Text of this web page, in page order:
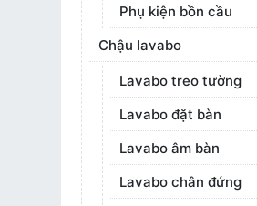
Phụ kiện bồn cầu
Chậu lavabo
Lavabo treo tường
Lavabo đặt bàn
Lavabo âm bàn
Lavabo chân đứng